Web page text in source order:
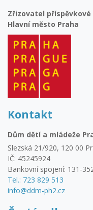
Zřizovatel
Hlavní město Praha
Kontakt
Dům dětí a mládeže
Slezská 21/920, 120 00
IČ: 45245924
Bankovní spojení: 131-
Tel.: 723 829 513
info@ddm-ph2.cz